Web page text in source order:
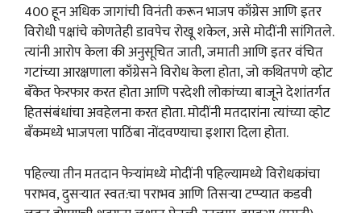
400 हून अधिक जागांची विनंती करून भाजप काँग्रेस आणि इतर
विरोधी पक्षांचे कोणतेही डावपेच रोखू शकेल, असे मोदींनी सांगितले.
त्यांनी आरोप केला की अनुसूचित जाती, जमाती आणि इतर वंचित
गटांच्या आरक्षणाला काँग्रेसने विरोध केला होता, जो कथितपणे व्होट
बँकेत फेरफार करत होता आणि परदेशी लोकांच्या बाजूने देशांतर्गत
हितसंबंधांचा अवहेलना करत होता. मोदींनी मतदारांना त्यांच्या व्होट
बँकमध्ये भाजपला पाठिंबा नोंदवण्याचा इशारा दिला होता.
पहिल्या तीन मतदान फेऱ्यांमध्ये मोदींनी पहिल्यामध्ये विरोधकांचा
पराभव, दुसऱ्यात स्वत:चा पराभव आणि तिसऱ्या टप्प्यात कडवी